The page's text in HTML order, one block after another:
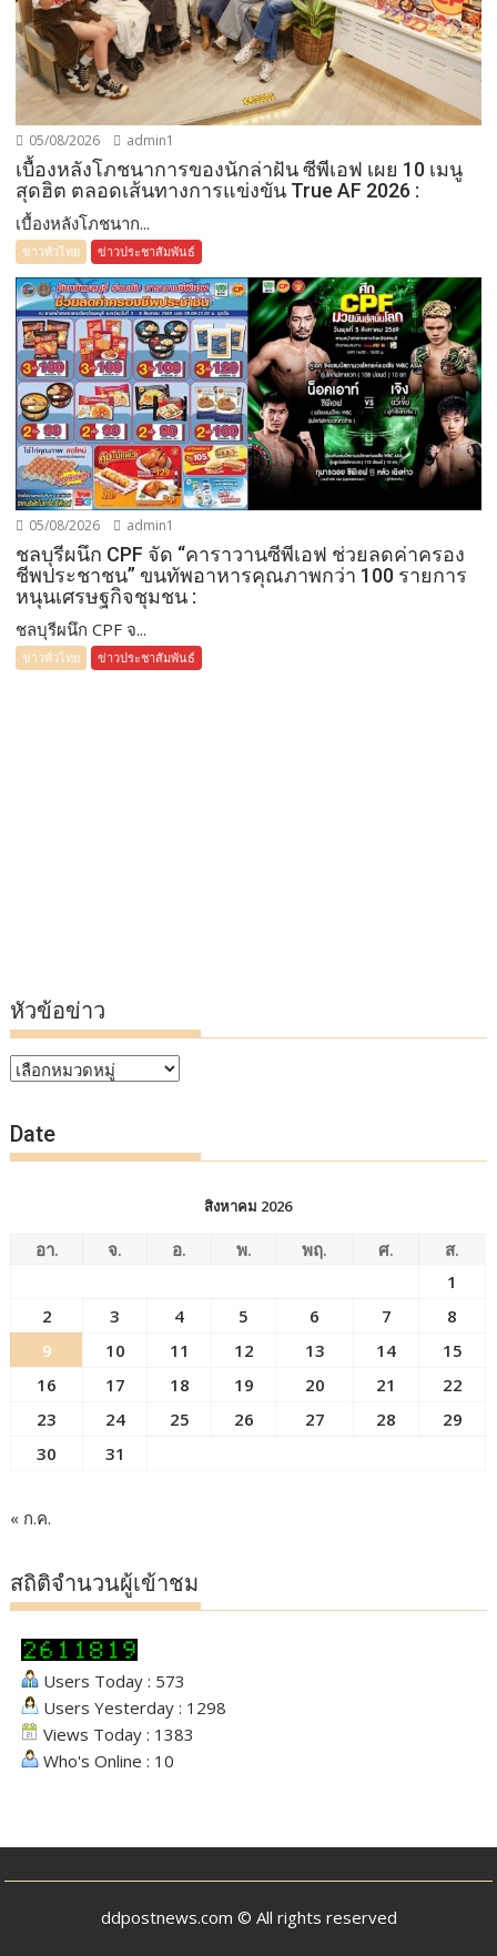
05/08/2026 admin1
เบื้องหลังโภชนาการของนักล่าฝัน ซีพีเอฟ เผย 10 เมนู
สุดฮิต ตลอดเส้นทางการแข่งขัน True AF 2026 :
เบื้องหลังโภชนาก...
ข่าวทั่วไทย ข่าวประชาสัมพันธ์
05/08/2026 admin1
ชลบุรีผนึก CPF จัด “คาราวานซีพีเอฟ ช่วยลดค่าครอง
ชีพประชาชน” ขนทัพอาหารคุณภาพกว่า 100 รายการ
หนุนเศรษฐกิจชุมชน :
ชลบุรีผนึก CPF จ...
ข่าวทั่วไทย ข่าวประชาสัมพันธ์
หัวข้อข่าว
หัวข้อ
Date
สิงหาคม 2026
อา. จ. อ. พ. พฤ. ศ.
ส.
1
2
3 4 5 6 7
8
9
10 11 12 13 14
15
16
17 18 19 20 21
22
23
24 25 26 27 28
29
30
31
« ก.ค.
สถิติจำนวนผู้เข้าชม
Users Today : 573
Users Yesterday : 1298
Views Today : 1383
Who's Online : 10
ddpostnews.com © All rights reserved